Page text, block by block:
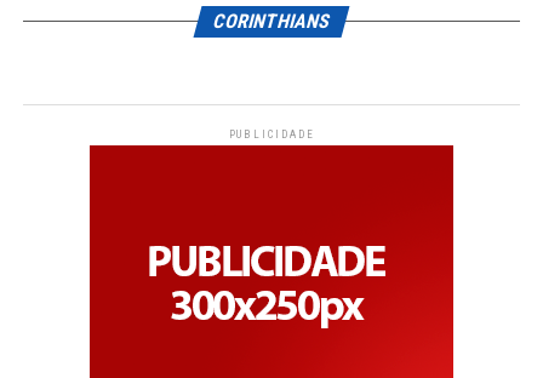
CORINTHIANS
PUBLICIDADE